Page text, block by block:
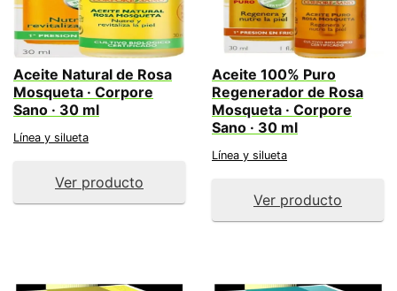
Aceite Natural de Rosa
Mosqueta · Corpore
Sano · 30 ml
Línea y silueta
Ver producto
Aceite 100% Puro
Regenerador de Rosa
Mosqueta · Corpore
Sano · 30 ml
Línea y silueta
Ver producto